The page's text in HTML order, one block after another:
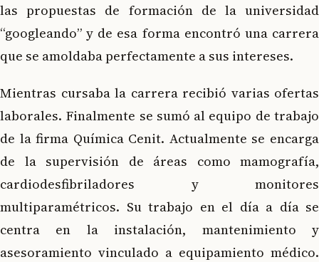
las propuestas de formación de la universidad
“googleando” y de esa forma encontró una carrera
que se amoldaba perfectamente a sus intereses.
Mientras cursaba la carrera recibió varias ofertas
laborales. Finalmente se sumó al equipo de trabajo
de la firma Química Cenit. Actualmente se encarga
de la supervisión de áreas como mamografía,
cardiodesfibriladores y monitores
multiparamétricos. Su trabajo en el día a día se
centra en la instalación, mantenimiento y
asesoramiento vinculado a equipamiento médico.